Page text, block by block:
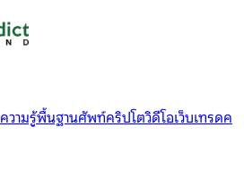
ความรู้พื้นฐานศัพท์คริปโตวิดีโอเว็บเทรดค